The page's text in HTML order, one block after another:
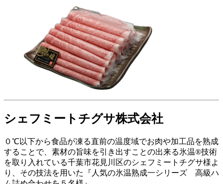
シェフミートチグサ株式会社
０℃以下から食品が凍る直前の温度域でお肉や加工品を熟成
することで、素材の旨味を引き出すことの出来る氷温®技術
を取り入れている千葉市花見川区のシェフミートチグサ様よ
り、その技法を用いた『人気の氷温熟成一シリーズ 高級ハ